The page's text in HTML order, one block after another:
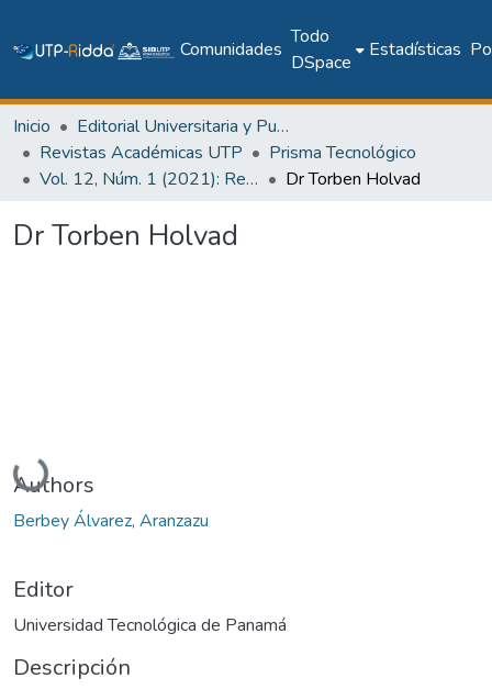
Comunidades
Todo
DSpace
Estadísticas
Inicio
Editorial Universitaria y Publicaciones Seriadas
Revistas Académicas UTP
Prisma Tecnológico
Vol. 12, Núm. 1 (2021): Revista Prisma Tecnológico
Dr Torben Holvad
Dr Torben Holvad
Cargando...
Authors
Berbey Álvarez, Aranzazu
Editor
Universidad Tecnológica de Panamá
Descripción